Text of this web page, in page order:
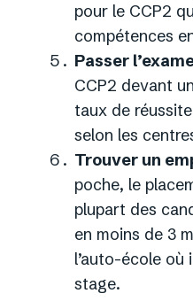
pour le CCP2
compétences
Passer
CCP2 devant
taux de
selon les
Trouver un
poche, le
plupart des
en moins de 3
l’auto-école
stage.